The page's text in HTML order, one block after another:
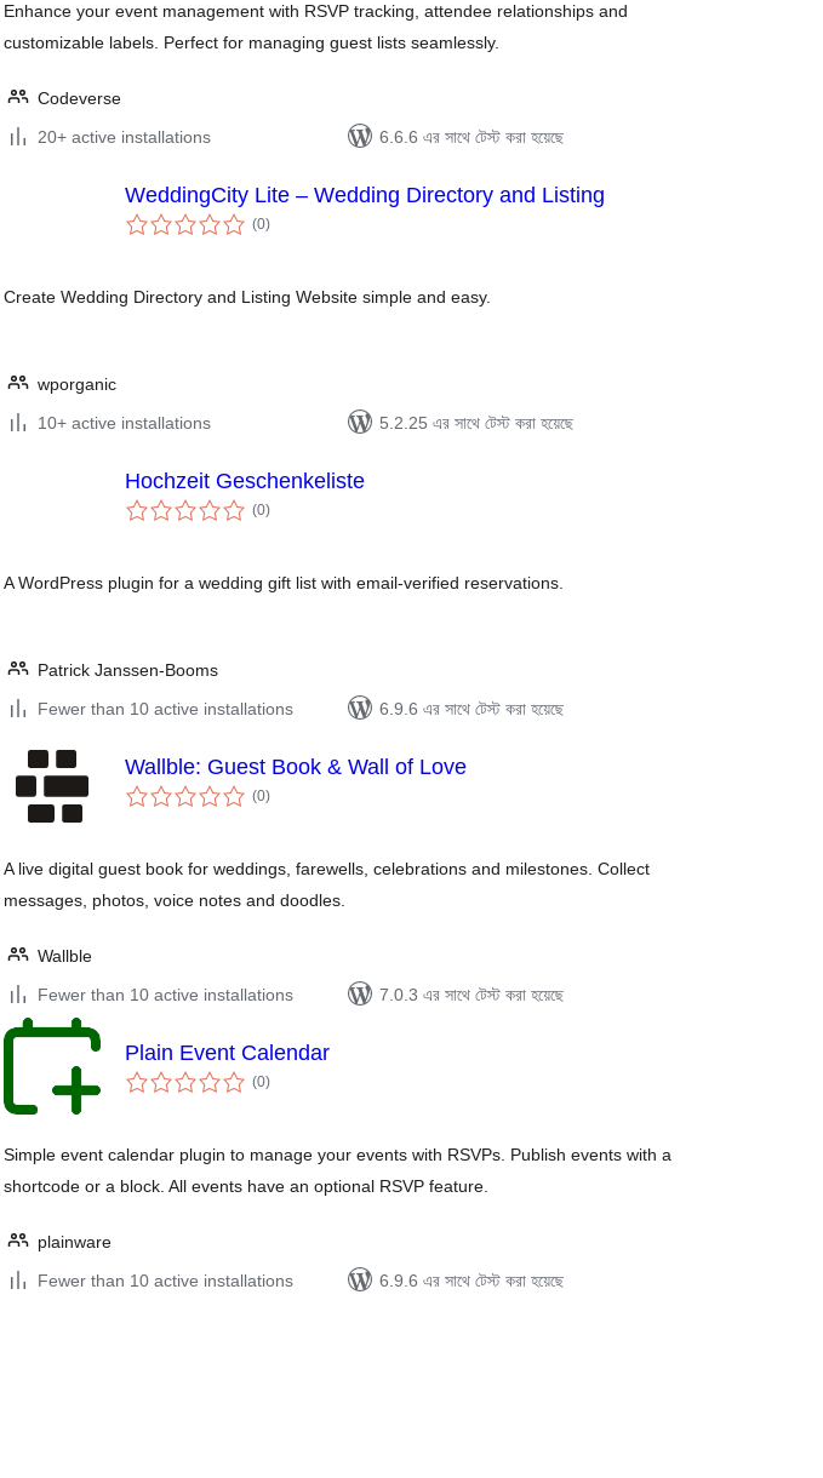
Enhance your event management with RSVP tracking, attendee relationships and
customizable labels. Perfect for managing guest lists seamlessly.
Codeverse
20+ active installations
6.6.6 এর সাথে টেস্ট করা হয়েছে
WeddingCity Lite – Wedding Directory and Listing
(0total
ratings
)
Create Wedding Directory and Listing Website simple and easy.
wporganic
10+ active installations
5.2.25 এর সাথে টেস্ট করা হয়েছে
Hochzeit Geschenkeliste
(0total
ratings
)
A WordPress plugin for a wedding gift list with email-verified reservations.
Patrick Janssen-Booms
Fewer than 10 active installations
6.9.6 এর সাথে টেস্ট করা হয়েছে
Wallble: Guest Book & Wall of Love
(0total
ratings
)
A live digital guest book for weddings, farewells, celebrations and milestones. Collect
messages, photos, voice notes and doodles.
Wallble
Fewer than 10 active installations
7.0.3 এর সাথে টেস্ট করা হয়েছে
Plain Event Calendar
(0total
ratings
)
Simple event calendar plugin to manage your events with RSVPs. Publish events with a
shortcode or a block. All events have an optional RSVP feature.
plainware
Fewer than 10 active installations
6.9.6 এর সাথে টেস্ট করা হয়েছে